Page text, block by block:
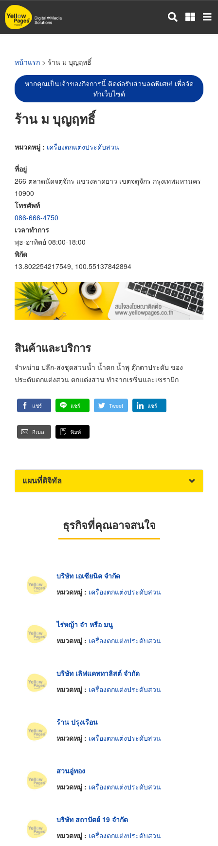
ข้าม
ไป
หน้าแรก > ร้าน ม บุญฤทธิ์
หากคุณเป็นเจ้าของกิจการนี้ ติดต่อรับส่วนลดพิเศษ! เพื่อจัด
ทำเว็บไซต์
ร้าน ม บุญฤทธิ์
หมวดหมู่ : เครื่องตกแต่งประดับสวน
ที่อยู่
266 ตลาดนัดจตุจักร แขวงลาดยาว เขตจตุจักร กรุงเทพมหานคร
10900
โทรศัพท์
086-666-4750
เวลาทำการ
พุธ-อาทิตย์ 08:00-18:00
พิกัด
13.802254217549, 100.55137842894
สินค้าและบริการ
จำหน่าย ปลีก-ส่งชุดสวนน้ำ น้ำตก น้ำพุ ตุ๊กตาประดับ ของ
ประดับตกแต่งสวน ตกแต่งสวน ทำจากเรซิ่นและเซรามิก
แชร์ แชร์ Tweet แชร์
อีเมล พิมพ์
แผนที่ดิจิทัล
ธุรกิจที่คุณอาจสนใจ
บริษัท เอเซียนิค จำกัด
หมวดหมู่ : เครื่องตกแต่งประดับสวน
ไร่หญ้า จ๋า หรือ มนู
หมวดหมู่ : เครื่องตกแต่งประดับสวน
บริษัท เลิฟแคททาลิสต์ จำกัด
หมวดหมู่ : เครื่องตกแต่งประดับสวน
ร้าน ปรุงเรือน
หมวดหมู่ : เครื่องตกแต่งประดับสวน
สวนอู่ทอง
หมวดหมู่ : เครื่องตกแต่งประดับสวน
บริษัท สถาปัตย์ 19 จำกัด
หมวดหมู่ : เครื่องตกแต่งประดับสวน